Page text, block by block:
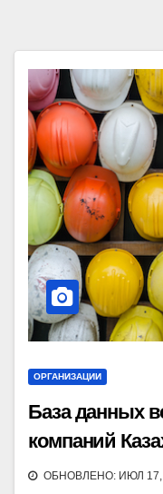
ОРГАНИЗАЦИИ
База данных
компаний
ОБНОВЛЕНО: ИЮЛ 17,